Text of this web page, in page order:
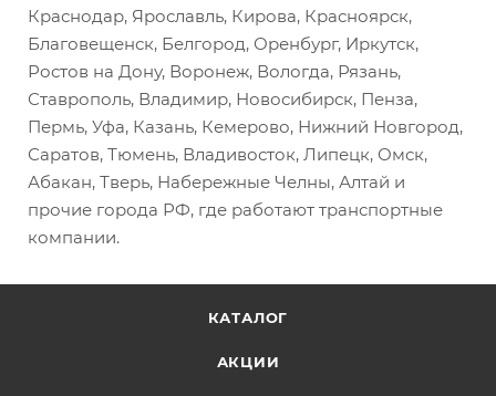
Краснодар, Ярославль, Кирова, Красноярск,
Благовещенск, Белгород, Оренбург, Иркутск,
Ростов на Дону, Воронеж, Вологда, Рязань,
Ставрополь, Владимир, Новосибирск, Пенза,
Пермь, Уфа, Казань, Кемерово, Нижний Новгород,
Саратов, Тюмень, Владивосток, Липецк, Омск,
Абакан, Тверь, Набережные Челны, Алтай и
прочие города РФ, где работают транспортные
компании.
КАТАЛОГ
АКЦИИ